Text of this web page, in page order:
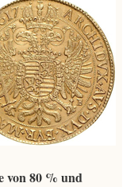
von 80 % und